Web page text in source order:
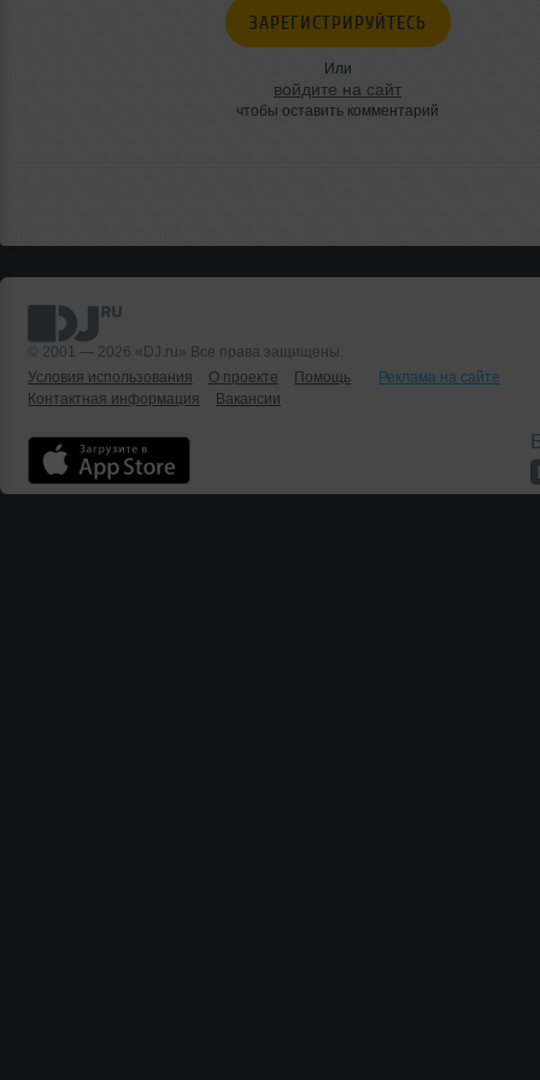
ЗАРЕГИСТРИРУЙТЕСЬ
Или
войдите на сайт
чтобы оставить комментарий
© 2001 — 2026 «DJ.ru» Все права защищены.
Условия использования
О проекте Помощь
Реклама на сайте
Контактная информация
Вакансии